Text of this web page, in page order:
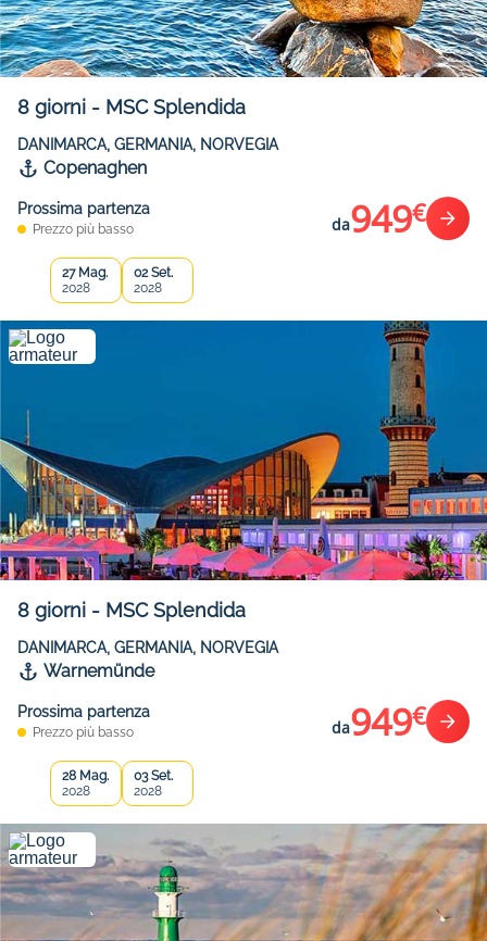
8 giorni - MSC Splendida
DANIMARCA, GERMANIA, NORVEGIA
Copenaghen
Prossima partenza
Prezzo più basso da949€
27 Mag.
2028
02 Set.
2028
8 giorni - MSC Splendida
DANIMARCA, GERMANIA, NORVEGIA
Warnemünde
Prossima partenza
Prezzo più basso da949€
28 Mag.
2028
03 Set.
2028